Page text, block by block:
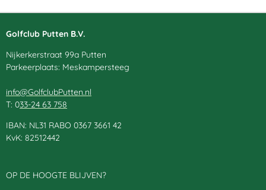
Golfclub Putten B.V.
Nijkerkerstraat 99a Putten
Parkeerplaats: Meskampersteeg
info@GolfclubPutten.nl
T: 033-24 63 758
IBAN: NL31 RABO 0367 3661 42
KvK: 82512442
OP DE HOOGTE BLIJVEN?